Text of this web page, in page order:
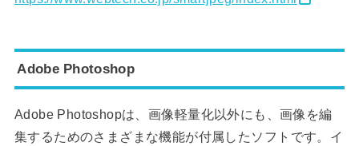
Adobe Photoshop
Adobe Photoshopは、画像軽量化以外にも、画像を編
集するためのさまざまな機能が付属したソフトです。イ